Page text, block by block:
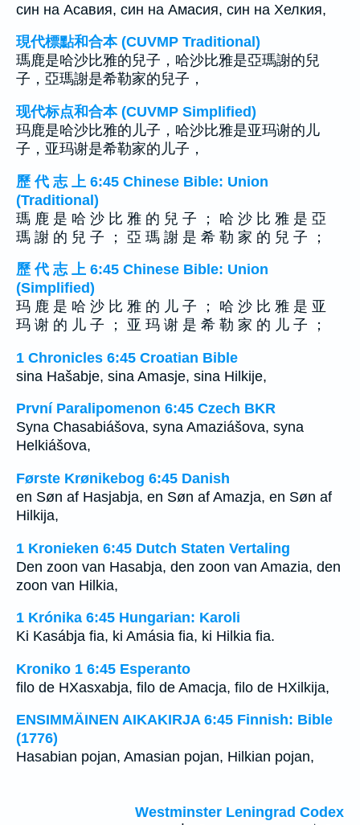
син на Асавия, син на Амасия, син на Хелкия,
現代標點和合本 (CUVMP Traditional)
瑪鹿是哈沙比雅的兒子，哈沙比雅是亞瑪謝的兒
子，亞瑪謝是希勒家的兒子，
现代标点和合本 (CUVMP Simplified)
玛鹿是哈沙比雅的儿子，哈沙比雅是亚玛谢的儿
子，亚玛谢是希勒家的儿子，
歷 代 志 上 6:45 Chinese Bible: Union
(Traditional)
瑪 鹿 是 哈 沙 比 雅 的 兒 子 ； 哈 沙 比 雅 是 亞
瑪 謝 的 兒 子 ； 亞 瑪 謝 是 希 勒 家 的 兒 子 ；
歷 代 志 上 6:45 Chinese Bible: Union
(Simplified)
玛 鹿 是 哈 沙 比 雅 的 儿 子 ； 哈 沙 比 雅 是 亚
玛 谢 的 儿 子 ； 亚 玛 谢 是 希 勒 家 的 儿 子 ；
1 Chronicles 6:45 Croatian Bible
sina Hašabje, sina Amasje, sina Hilkije,
První Paralipomenon 6:45 Czech BKR
Syna Chasabiášova, syna Amaziášova, syna
Helkiášova,
Første Krønikebog 6:45 Danish
en Søn af Hasjabja, en Søn af Amazja, en Søn af
Hilkija,
1 Kronieken 6:45 Dutch Staten Vertaling
Den zoon van Hasabja, den zoon van Amazia, den
zoon van Hilkia,
1 Krónika 6:45 Hungarian: Karoli
Ki Kasábja fia, ki Amásia fia, ki Hilkia fia.
Kroniko 1 6:45 Esperanto
filo de HXasxabja, filo de Amacja, filo de HXilkija,
ENSIMMÄINEN AIKAKIRJA 6:45 Finnish: Bible
(1776)
Hasabian pojan, Amasian pojan, Hilkian pojan,
Westminster Leningrad Codex